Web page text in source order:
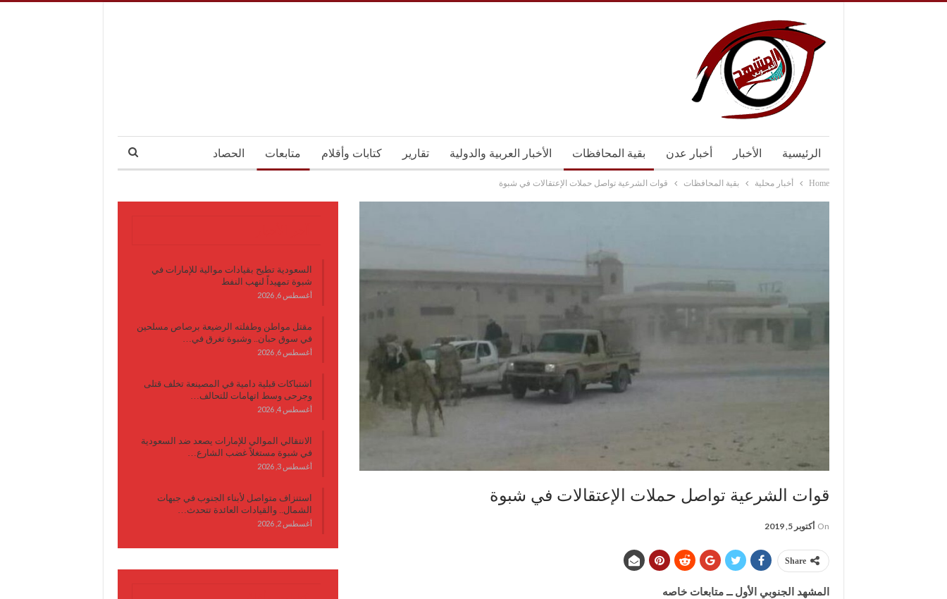
الرئيسية الأخبار أخبار عدن بقية المحافظات الأخبار العربية والدولية تقارير كتابات وأقلام متابعات الحصاد
Home أخبار محلية بقية المحافظات قوات الشرعية تواصل حملات الإعتقالات في شبوة
قوات الشرعية تواصل حملات الإعتقالات في شبوة
On أكتوبر 5, 2019
Share
المشهد الجنوبي الأول ــ متابعات خاصه
السعودية تطيح بقيادات موالية للإمارات في
شبوة تمهيداً لنهب النفط
أغسطس 6, 2026
مقتل مواطن وطفلته الرضيعة برصاص مسلحين
في سوق حبان.. وشبوة تغرق في…
أغسطس 6, 2026
اشتباكات قبلية دامية في المصينعة تخلف قتلى
وجرحى وسط اتهامات للتحالف…
أغسطس 4, 2026
الانتقالي الموالي للإمارات يصعد ضد السعودية
في شبوة مستغلاً غضب الشارع…
أغسطس 3, 2026
استنزاف متواصل لأبناء الجنوب في جبهات
الشمال.. والقيادات العائدة تتحدث…
أغسطس 2, 2026